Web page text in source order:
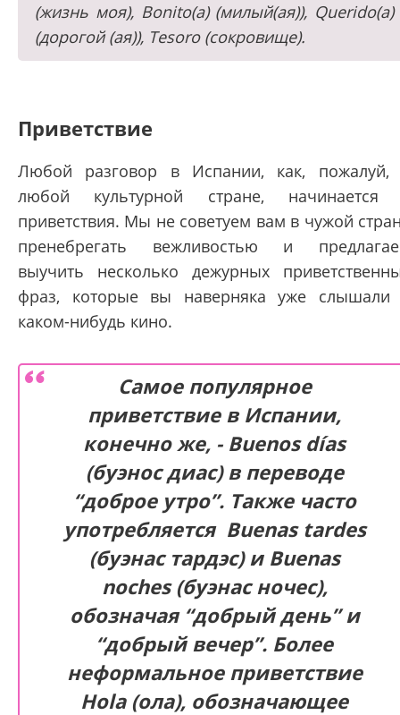
(жизнь моя), Bonitо(a) (милый(ая)), Queridо(a)
(дорогой (ая)), Tesoro (сокровище).
Приветствие
Любой разговор в Испании, как, пожалуй,
любой культурной стране, начинается
приветствия. Мы не советуем вам в чужой
пренебрегать вежливостью и
выучить несколько дежурных
фраз, которые вы наверняка уже слышали
каком-нибудь кино.
Самое популярное
приветствие в Испании,
конечно же, - Buenos días
(буэнос диас) в переводе
“доброе утро”. Также часто
употребляется Buenas tardes
(буэнас тардэс) и Buenas
noches (буэнас ночес),
обозначая “добрый день” и
“добрый вечер”. Более
неформальное приветствие
Hola (ола), обозначающее